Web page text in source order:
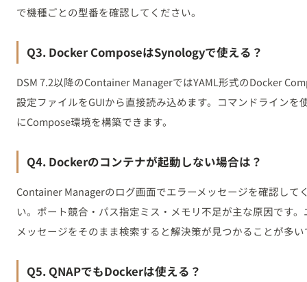
で機種ごとの型番を確認してください。
Q3. Docker ComposeはSynologyで使える？
DSM 7.2以降のContainer ManagerではYAML形式のDocker
設定ファイルをGUIから直接読み込めます。コマンドラインを
にCompose環境を構築できます。
Q4. Dockerのコンテナが起動しない場合は？
Container Managerのログ画面でエラーメッセージを確認して
い。ポート競合・パス指定ミス・メモリ不足が主な原因です。
メッセージをそのまま検索すると解決策が見つかることが多い
Q5. QNAPでもDockerは使える？